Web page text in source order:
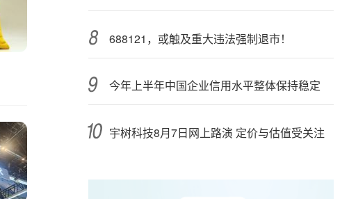
688121，或触及重大违法强制退市！
今年上半年中国企业信用水平整体保持稳定
宇树科技8月7日网上路演 定价与估值受关注